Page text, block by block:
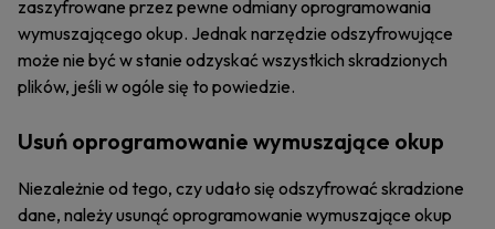
zaszyfrowane przez pewne odmiany oprogramowania
wymuszającego okup. Jednak narzędzie odszyfrowujące
może nie być w stanie odzyskać wszystkich skradzionych
plików, jeśli w ogóle się to powiedzie.
Usuń oprogramowanie wymuszające okup
Niezależnie od tego, czy udało się odszyfrować skradzione
dane, należy usunąć oprogramowanie wymuszające okup